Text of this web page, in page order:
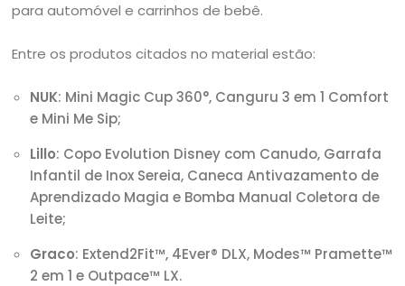
para automóvel e carrinhos de bebê.
Entre os produtos citados no material estão:
NUK: Mini Magic Cup 360°, Canguru 3 em 1 Comfort
e Mini Me Sip;
Lillo: Copo Evolution Disney com Canudo, Garrafa
Infantil de Inox Sereia, Caneca Antivazamento de
Aprendizado Magia e Bomba Manual Coletora de
Leite;
Graco: Extend2Fit™, 4Ever® DLX, Modes™ Pramette™
2 em 1 e Outpace™ LX.